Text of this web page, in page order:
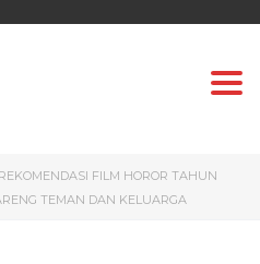
FILM HOROR TAHUN
TEMAN DAN KELUARGA